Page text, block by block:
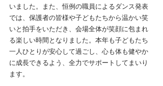
いました。また、恒例の職員によるダンス発表
では、保護者の皆様や子どもたちから温かい笑
いと拍手をいただき、会場全体が笑顔に包まれ
る楽しい時間となりました。本年も子どもたち
一人ひとりが安心して過ごし、心も体も健やか
に成長できるよう、全力でサポートしてまいり
ます。